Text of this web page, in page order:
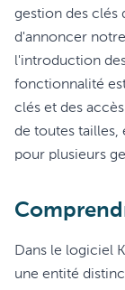
gestion des clés
d'annoncer
l'introduction
fonctionnalité
clés et des
de toutes tailles,
pour plusieurs
Dans le logiciel
une entité